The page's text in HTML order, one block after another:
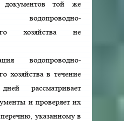
документов той же
водопроводно-
хозяйства не
водопроводно-
хозяйства в течение
рассматривает
и проверяет их
указанному в